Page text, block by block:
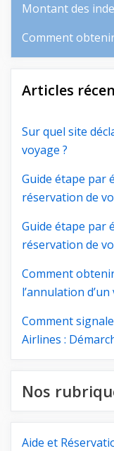
Montant des
Comment
Articles
Sur quel site
voyage ?
Guide étape par
réservation de
Guide étape par
réservation de
Comment
l’annulation
Comment
Airlines :
Nos
Aide et